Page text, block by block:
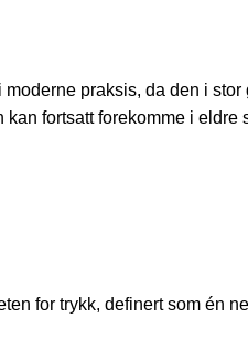
praksis, da den i
fortsatt forekomme i
for trykk, definert som én